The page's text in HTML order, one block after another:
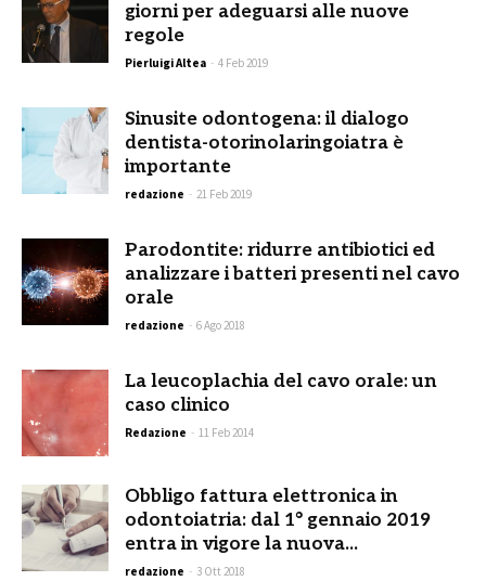
giorni per adeguarsi alle nuove
regole
Pierluigi Altea - 4 Feb 2019
Sinusite odontogena: il dialogo
dentista-otorinolaringoiatra è
importante
redazione - 21 Feb 2019
Parodontite: ridurre antibiotici ed
analizzare i batteri presenti nel cavo
orale
redazione - 6 Ago 2018
La leucoplachia del cavo orale: un
caso clinico
Redazione - 11 Feb 2014
Obbligo fattura elettronica in
odontoiatria: dal 1° gennaio 2019
entra in vigore la nuova...
redazione - 3 Ott 2018